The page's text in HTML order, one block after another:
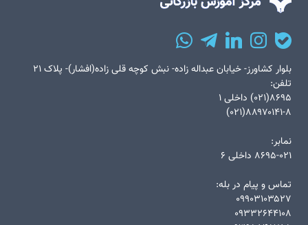
بلوار کشاورز- خیابان عبداله زاده- نبش کوچه قلی زاده(افشار)- پلاک ۲۱
تلفن:
۸۶۹۵(۰۲۱) داخلی ۱
۸۸۹۷۰۱۴۱-۸(۰۲۱)
نمابر:
۸۶۹۵-۰۲۱ داخلی ۶
تماس و پیام در بله:
۰۹۹۰۳۱۰۳۵۲۷
۰۹۳۳۲۶۴۴۱۰۸